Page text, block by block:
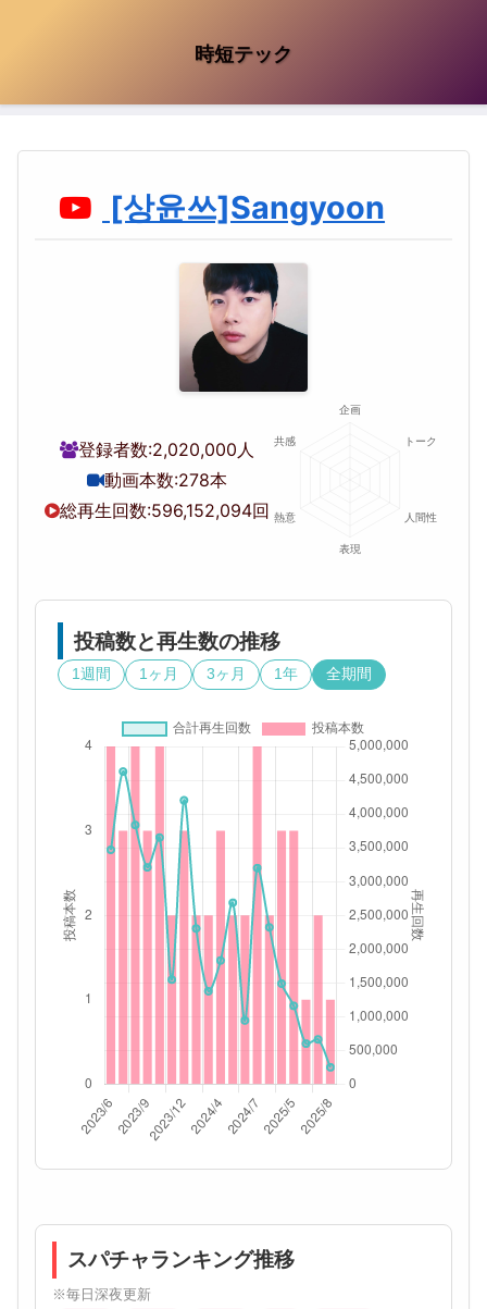
時短テック
[상윤쓰]Sangyoon
登録者数:2,020,000人
動画本数:278本
総再生回数:596,152,094回
投稿数と再生数の推移
1週間 1ヶ月 3ヶ月 1年 全期間
スパチャランキング推移
※毎日深夜更新